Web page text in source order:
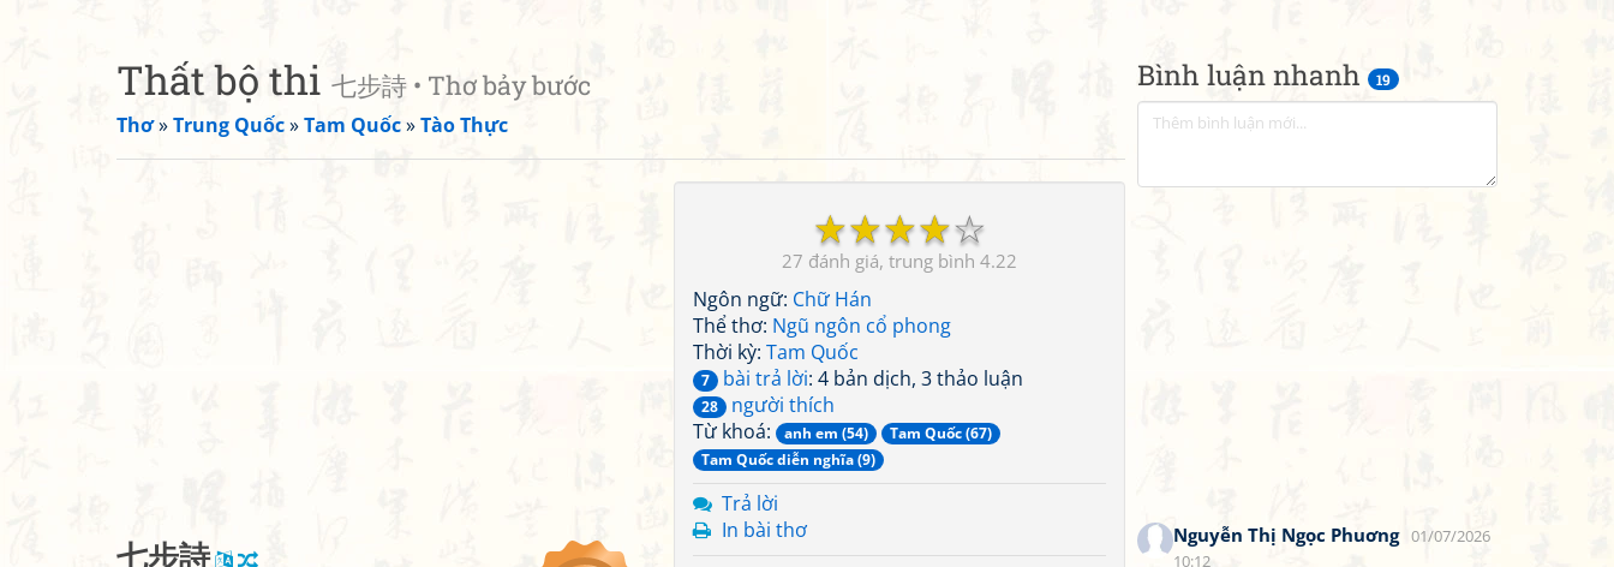
Bình luận nhanh 19
Nguyễn Thị Ngọc Phuơng 01/07/2026
10:12
Thất bộ thi 七步詩 • Thơ bảy bước
Thơ»Trung Quốc»Tam Quốc»Tào Thực
☆
☆
☆
☆
☆
27 4.22
Ngôn ngữ: Chữ Hán
Thể thơ: Ngũ ngôn cổ phong
Thời kỳ: Tam Quốc
7 bài trả lời: 4 bản dịch, 3 thảo luận
28
người thích
Từ khoá:
anh em (54)
Tam Quốc (67)
Tam Quốc diễn nghĩa (9)
Trả lời
In bài thơ
七步詩